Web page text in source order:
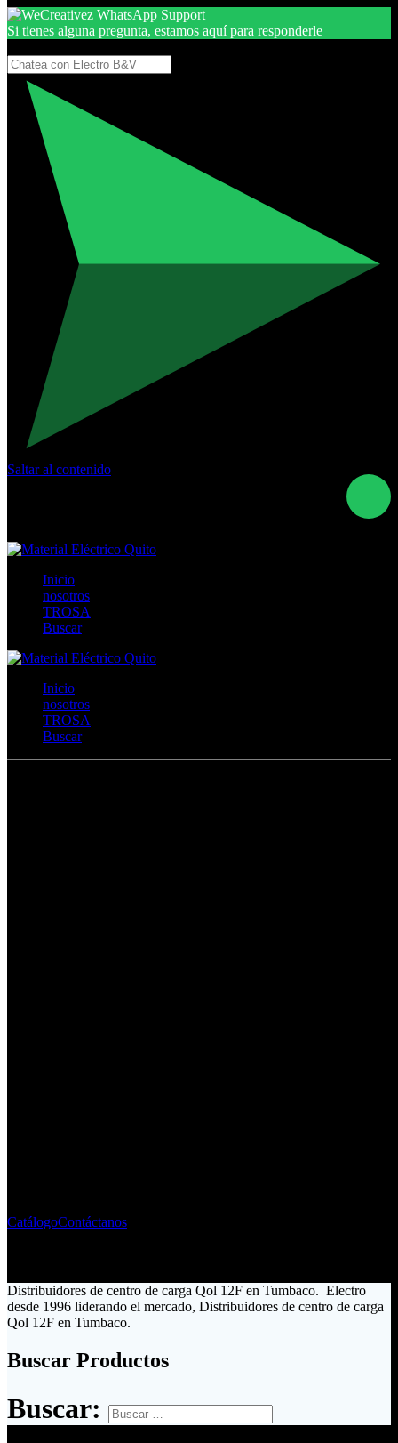
Si tienes alguna pregunta, estamos aquí para responderle
Saltar al contenido
Inicio
nosotros
TROSA
Buscar
Inicio
nosotros
TROSA
Buscar
CatálogoContáctanos
Distribuidores de centro de carga Qol 12F en Tumbaco. Electro
desde 1996 liderando el mercado, Distribuidores de centro de carga
Qol 12F en Tumbaco.
Buscar Productos
Buscar: